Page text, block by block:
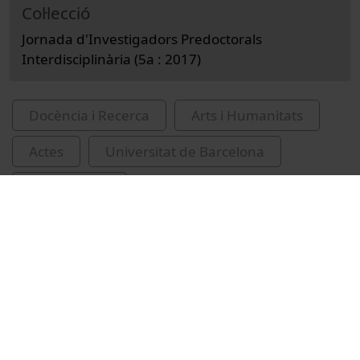
Col·lecció
Jornada d'Investigadors Predoctorals
Interdisciplinària (5a : 2017)
Docència i Recerca
Arts i Humanitats
Actes
Universitat de Barcelona